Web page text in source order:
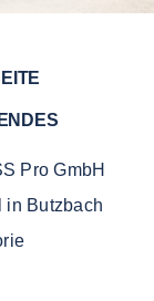
Pro GmbH
in Butzbach